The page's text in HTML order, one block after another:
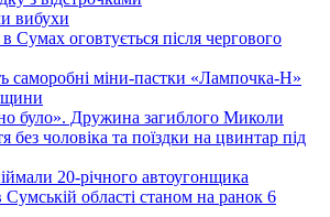
вибухи
Сумах оговтується після чергового
саморобні міни-пастки «Лампочка-Н»
було». Дружина загиблого Миколи
чоловіка та поїздки на цвинтар під
20-річного автоугонщика
Сумській області станом на ранок 6